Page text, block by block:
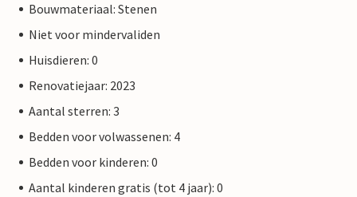
Bouwmateriaal: Stenen
Niet voor mindervaliden
Huisdieren: 0
Renovatiejaar: 2023
Aantal sterren: 3
Bedden voor volwassenen: 4
Bedden voor kinderen: 0
Aantal kinderen gratis (tot 4 jaar): 0